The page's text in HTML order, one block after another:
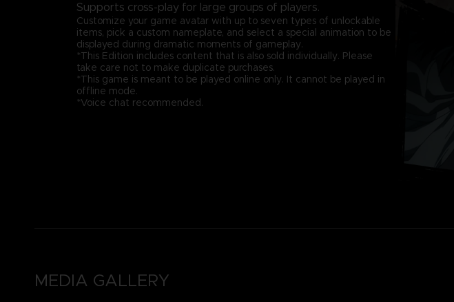
Supports cross-play for large groups of players.
Customize your game avatar with up to seven types of unlockable
items, pick a custom nameplate, and select a special animation to be
displayed during dramatic moments of gameplay.
*This Edition includes content that is also sold individually. Please
take care not to make duplicate purchases.
*This game is meant to be played online only. It cannot be played in
offline mode.
*Voice chat recommended.
MEDIA GALLERY